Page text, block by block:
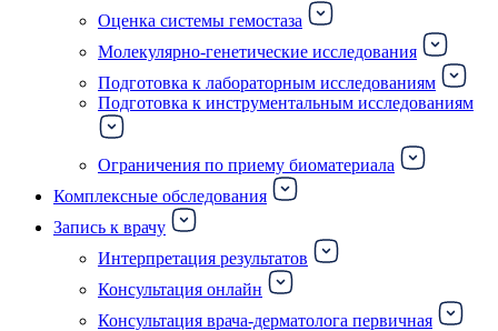
Оценка системы гемостаза
Молекулярно-генетические исследования
Подготовка к лабораторным исследованиям
Подготовка к инструментальным исследованиям
Ограничения по приему биоматериала
Комплексные обследования
Запись к врачу
Интерпретация результатов
Консультация онлайн
Консультация врача-дерматолога первичная